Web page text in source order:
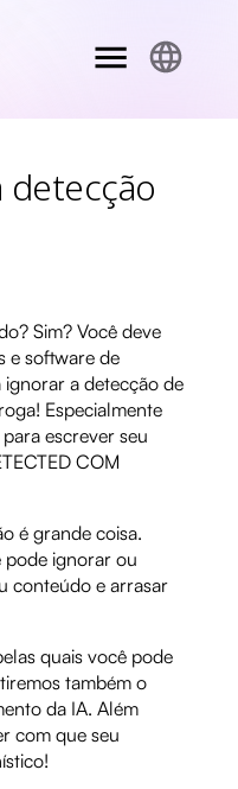
detecção
Sim? Você deve
e software de
ignorar a detecção de
Especialmente
escrever seu
COM
é grande coisa.
pode ignorar ou
conteúdo e arrasar
quais você pode
também o
da IA. Além
com que seu